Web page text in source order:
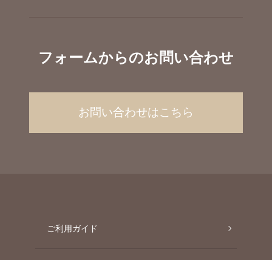
フォームからのお問い合わせ
お問い合わせはこちら
ご利用ガイド